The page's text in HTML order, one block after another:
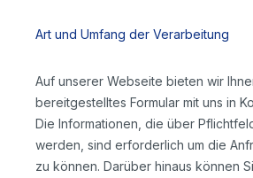
Art und Umfang der Verarbeitung
Auf unserer Webseite bieten wir
bereitgestelltes Formular mit uns in
Die Informationen, die über
werden, sind erforderlich um die
zu können. Darüber hinaus können